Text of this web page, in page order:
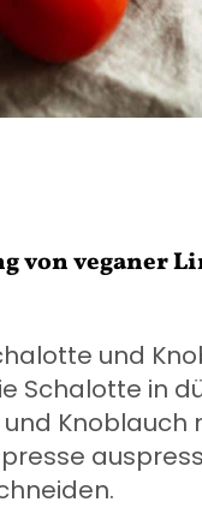
von veganer
und
Schalotte in
Knoblauch